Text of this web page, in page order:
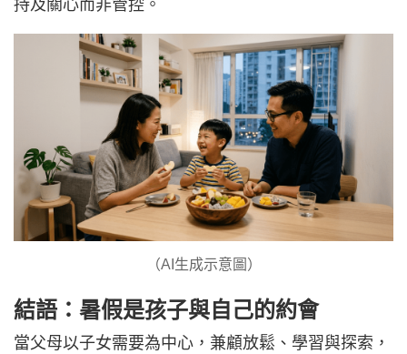
持及關心而非管控。
（AI生成示意圖）
結語：暑假是孩子與自己的約會
當父母以子女需要為中心，兼顧放鬆、學習與探索，